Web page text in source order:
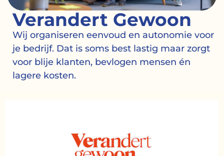
Verandert Gewoon
Wij organiseren eenvoud en autonomie voor
je bedrijf. Dat is soms best lastig maar zorgt
voor blije klanten, bevlogen mensen én
lagere kosten.